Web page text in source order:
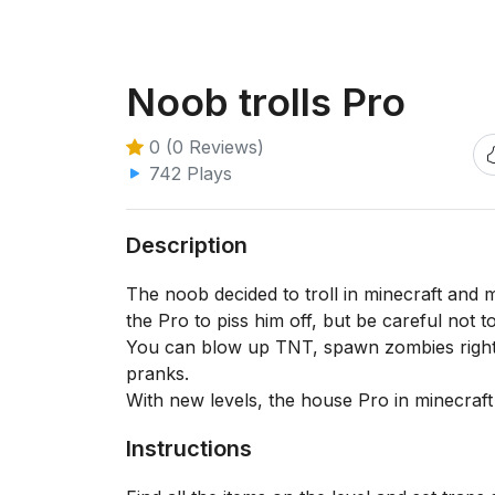
Noob trolls Pro
0 (0 Reviews)
742 Plays
Description
The noob decided to troll in minecraft and
the Pro to piss him off, but be careful not
You can blow up TNT, spawn zombies
pranks.
With new levels, the house Pro in
Instructions